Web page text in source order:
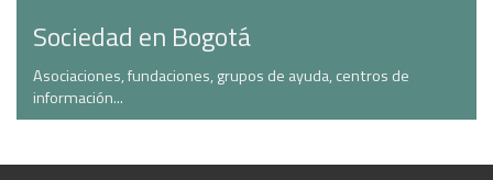
Sociedad en Bogotá
Asociaciones, fundaciones, grupos de ayuda, centros de
información...